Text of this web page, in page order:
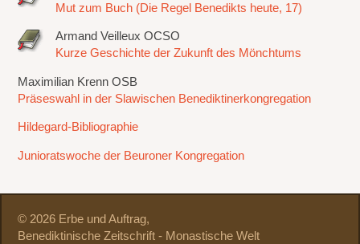
Mut zum Buch (Die Regel Benedikts heute, 17)
Armand Veilleux OCSO
Kurze Geschichte der Zukunft des Mönchtums
Maximilian Krenn OSB
Präseswahl in der Slawischen Benediktinerkongregation
Hildegard-Bibliographie
Junioratswoche der Beuroner Kongregation
© 2026 Erbe und Auftrag,
Benediktinische Zeitschrift - Monastische Welt